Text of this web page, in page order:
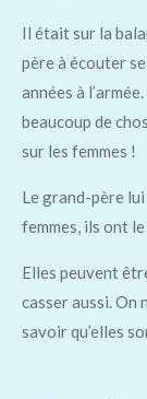
Il était sur la
père à écouter
années à
beaucoup de
sur les femmes !
Le grand-père
femmes, ils ont le
Elles peuvent
casser aussi. On
savoir qu’elles